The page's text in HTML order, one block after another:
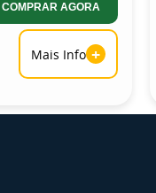
COMPRAR AGORA
Mais Info +